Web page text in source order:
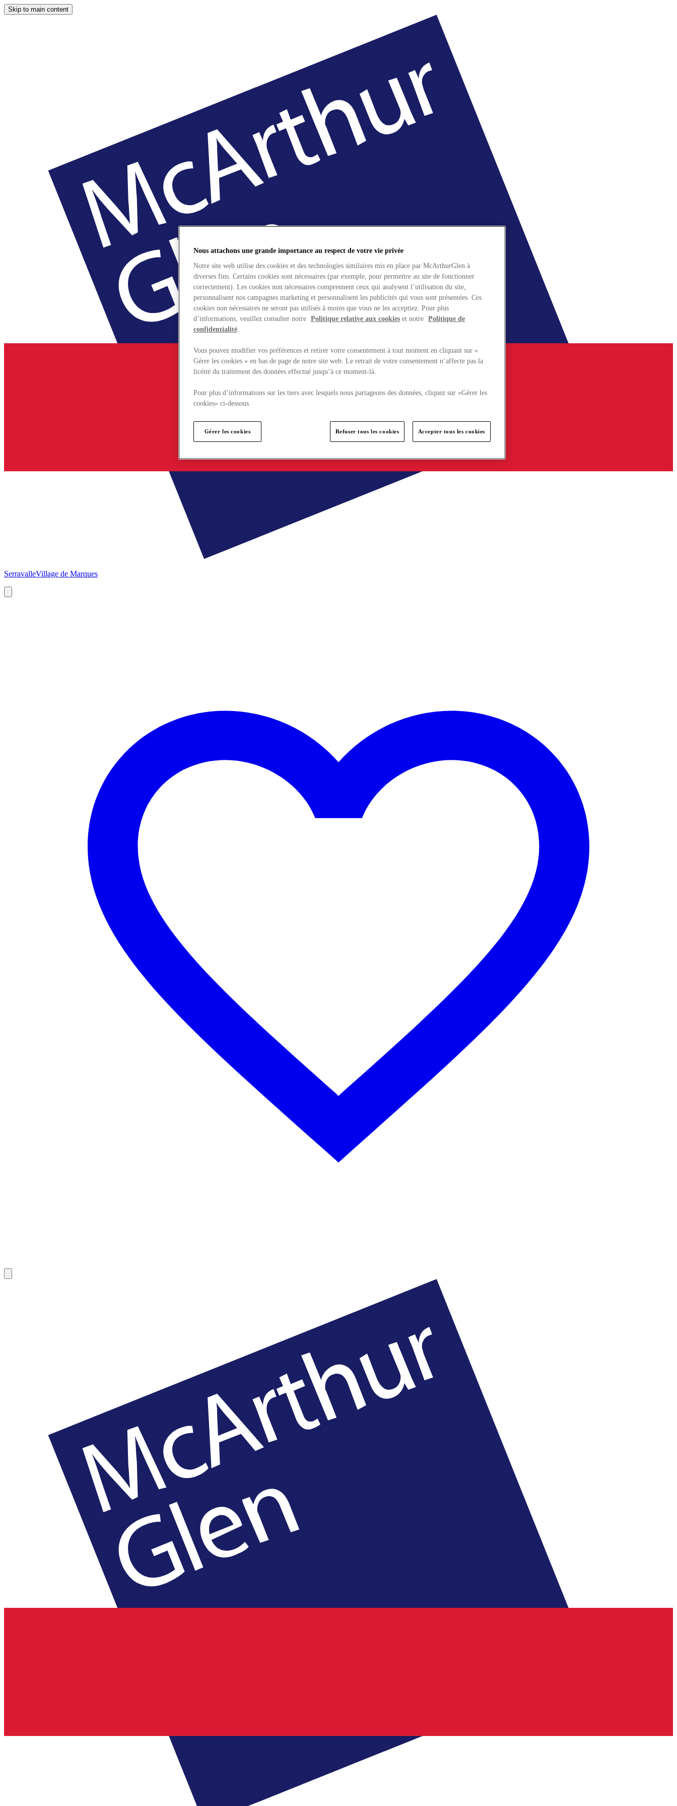
Skip to main content
SerravalleVillage de Marques
Nous attachons une grande importance au respect de votre vie privée
Notre site web utilise des cookies et des technologies similaires mis en place par McArthurGlen à
diverses fins. Certains cookies sont nécessaires (par exemple, pour permettre au site de fonctionner
correctement). Les cookies non nécessaires comprennent ceux qui analysent l’utilisation du site,
personnalisent nos campagnes marketing et personnalisent les publicités qui vous sont présentées. Ces
cookies non nécessaires ne seront pas utilisés à moins que vous ne les acceptiez. Pour plus
d’informations, veuillez consulter notre Politique relative aux cookies et notre Politique de
confidentialité.
Vous pouvez modifier vos préférences et retirer votre consentement à tout moment en cliquant sur «
Gérer les cookies » en bas de page de notre site web. Le retrait de votre consentement n’affecte pas la
licéité du traitement des données effectué jusqu’à ce moment-là.
Pour plus d’informations sur les tiers avec lesquels nous partageons des données, cliquez sur «Gérer les
cookies» ci-dessous.
Gérer les cookies Refuser tous les cookies Accepter tous les cookies